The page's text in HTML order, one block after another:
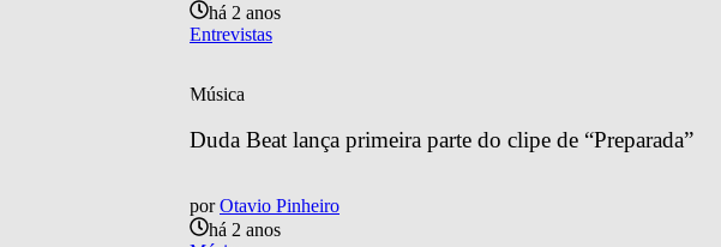
há 2 anos
Entrevistas
Música
Duda Beat lança primeira parte do clipe de “Preparada”
por Otavio Pinheiro
há 2 anos